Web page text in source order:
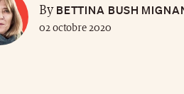
ByBETTINA BUSH
02 octobre 2020